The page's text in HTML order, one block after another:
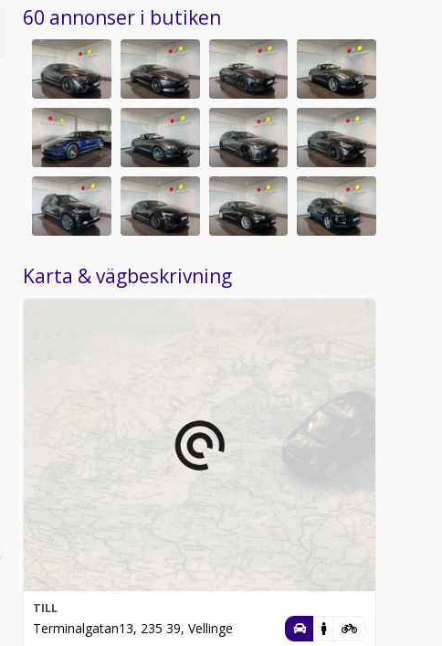
60 annonser i butiken
Karta & vägbeskrivning
TILL
Terminalgatan13, 235 39, Vellinge